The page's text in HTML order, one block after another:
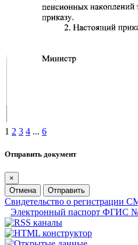
1 2 3 4 ... 6
Отправить документ
×
Отмена
Отправить
Свидетельство о
Электронный паспорт ФГИС